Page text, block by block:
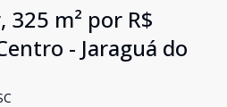
325 m² por R$
- Jaraguá do